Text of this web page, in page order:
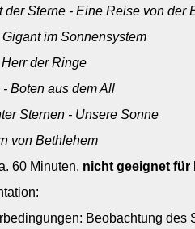
der Sterne - Eine Reise von der
im Sonnensystem
der Ringe
- Boten aus dem All
Sternen - Unsere Sonne
von Bethlehem
60 Minuten, nicht geeignet für
Beobachtung des